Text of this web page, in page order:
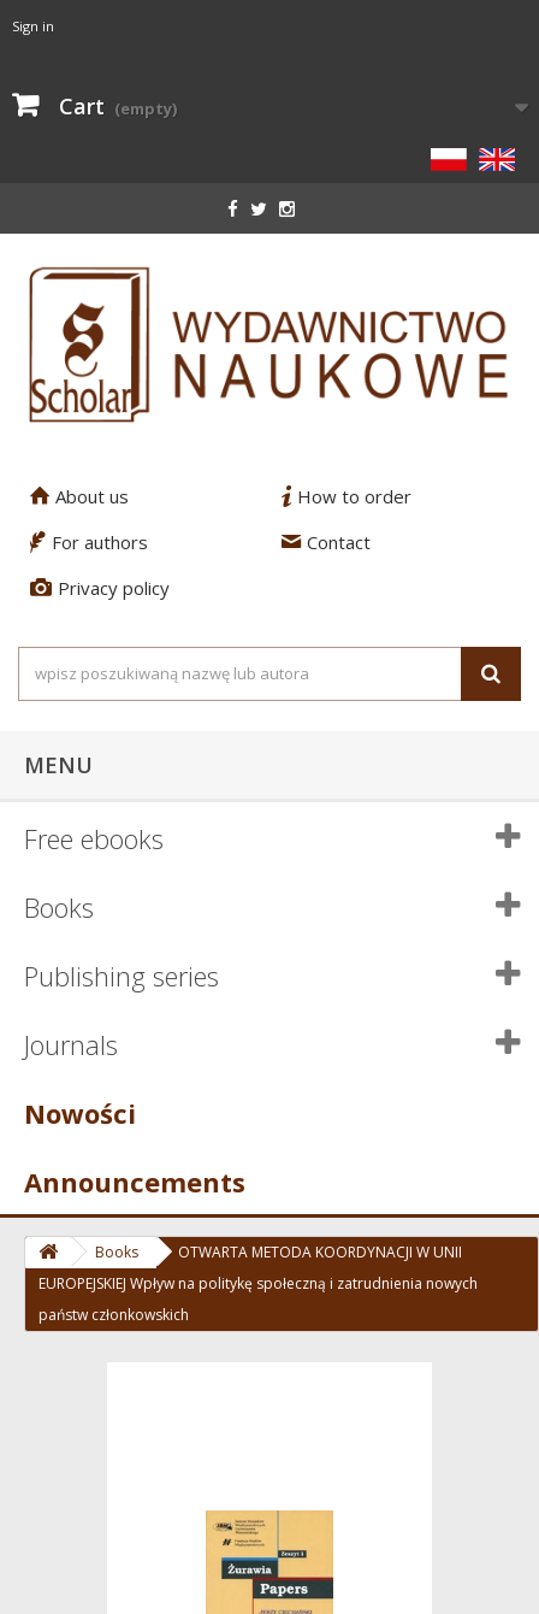
Sign in
Cart (empty)
1 About us 2 How to order
3 For authors 4 Contact
5 Privacy policy
MENU
Free ebooks
Books
Publishing series
Journals
Nowości
Announcements
Books
OTWARTA METODA KOORDYNACJI W UNII
EUROPEJSKIEJ Wpływ na politykę społeczną i zatrudnienia nowych
państw członkowskich